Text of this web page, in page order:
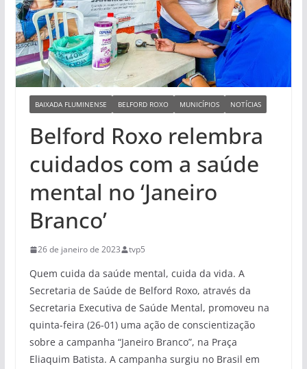
BAIXADA FLUMINENSE BELFORD ROXO MUNICÍPIOS NOTÍCIAS
Belford Roxo relembra
cuidados com a saúde
mental no ‘Janeiro
Branco’
26 de janeiro de 2023 tvp5
Quem cuida da saúde mental, cuida da vida. A
Secretaria de Saúde de Belford Roxo, através da
Secretaria Executiva de Saúde Mental, promoveu na
quinta-feira (26-01) uma ação de conscientização
sobre a campanha “Janeiro Branco”, na Praça
Eliaquim Batista. A campanha surgiu no Brasil em